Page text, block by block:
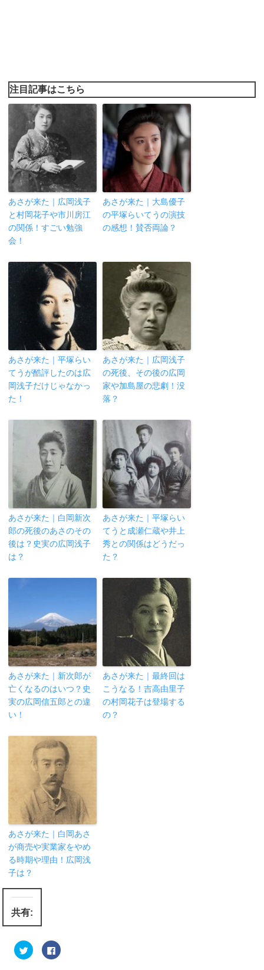
注目記事はこちら
あさが来た｜広岡浅子
と村岡花子や市川房江
の関係！すごい勉強
会！
あさが来た｜大島優子
の平塚らいてうの演技
の感想！賛否両論？
あさが来た｜平塚らい
てうが酷評したのは広
岡浅子だけじゃなかっ
た！
あさが来た｜広岡浅子
の死後、その後の広岡
家や加島屋の悲劇！没
落？
あさが来た｜白岡新次
郎の死後のあさのその
後は？史実の広岡浅子
は？
あさが来た｜平塚らい
てうと成瀬仁蔵や井上
秀との関係はどうだっ
た？
あさが来た｜新次郎が
亡くなるのはいつ？史
実の広岡信五郎との違
い！
あさが来た｜最終回は
こうなる！吉高由里子
の村岡花子は登場する
の？
あさが来た｜白岡あさ
が商売や実業家をやめ
る時期や理由！広岡浅
子は？
共有:
ク
リ
F
a